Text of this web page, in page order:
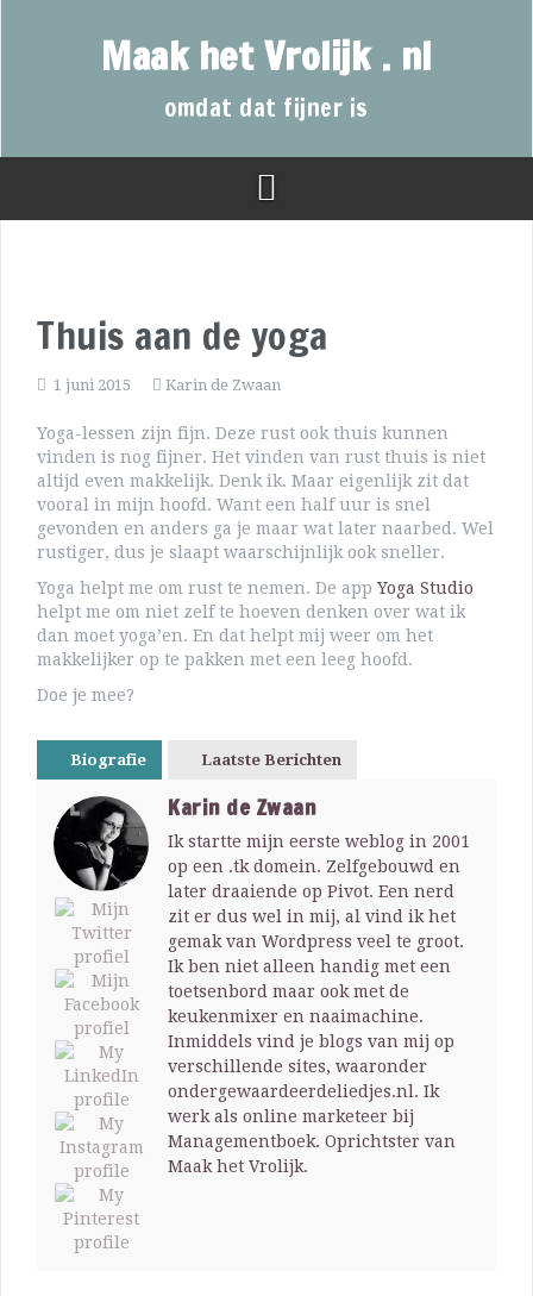
Maak het Vrolijk . nl
omdat dat fijner is
Thuis aan de yoga
1 juni 2015 Karin de Zwaan
Yoga-lessen zijn fijn. Deze rust ook thuis kunnen
vinden is nog fijner. Het vinden van rust thuis is niet
altijd even makkelijk. Denk ik. Maar eigenlijk zit dat
vooral in mijn hoofd. Want een half uur is snel
gevonden en anders ga je maar wat later naarbed. Wel
rustiger, dus je slaapt waarschijnlijk ook sneller.
Yoga helpt me om rust te nemen. De app Yoga Studio
helpt me om niet zelf te hoeven denken over wat ik
dan moet yoga’en. En dat helpt mij weer om het
makkelijker op te pakken met een leeg hoofd.
Doe je mee?
Biografie Laatste Berichten
Karin de Zwaan
Ik startte mijn eerste weblog in 2001
op een .tk domein. Zelfgebouwd en
later draaiende op Pivot. Een nerd
zit er dus wel in mij, al vind ik het
gemak van Wordpress veel te groot.
Ik ben niet alleen handig met een
toetsenbord maar ook met de
keukenmixer en naaimachine.
Inmiddels vind je blogs van mij op
verschillende sites, waaronder
ondergewaardeerdeliedjes.nl. Ik
werk als online marketeer bij
Managementboek. Oprichtster van
Maak het Vrolijk.